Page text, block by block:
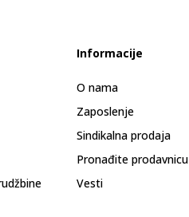
Informacije
O nama
Zaposlenje
Sindikalna prodaja
Pronađite prodavnicu
Vesti